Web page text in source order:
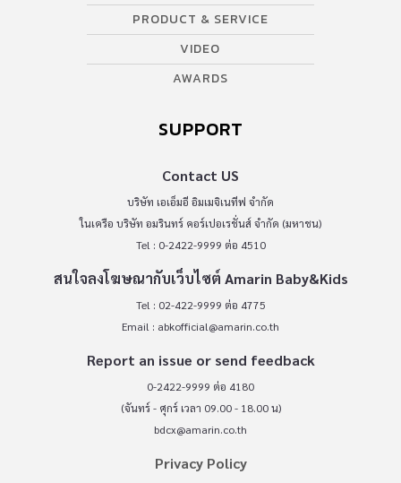
PRODUCT & SERVICE
VIDEO
AWARDS
SUPPORT
Contact US
บริษัท เอเอ็มอี อิมเมจิเนทีฟ จำกัด
ในเครือ บริษัท อมรินทร์ คอร์เปอเรชั่นส์ จำกัด (มหาชน)
Tel : 0-2422-9999 ต่อ 4510
สนใจลงโฆษณากับเว็บไซต์ Amarin Baby&Kids
Tel : 02-422-9999 ต่อ 4775
Email : abkofficial@amarin.co.th
Report an issue or send feedback
0-2422-9999 ต่อ 4180
(จันทร์ - ศุกร์ เวลา 09.00 - 18.00 น)
bdcx@amarin.co.th
Privacy Policy